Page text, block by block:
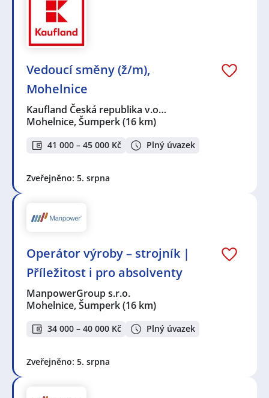
Vedoucí směny (ž/m),
Mohelnice
Kaufland Česká republika v.o…
Mohelnice, Šumperk(16 km)
41 000 – 45 000 Kč Plný úvazek
Zveřejněno: 5. srpna
Operátor výroby – strojník |
Příležitost i pro absolventy
ManpowerGroup s.r.o.
Mohelnice, Šumperk(16 km)
34 000 – 40 000 Kč Plný úvazek
Zveřejněno: 5. srpna